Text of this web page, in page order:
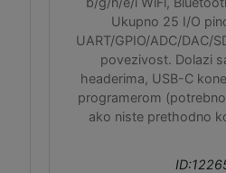
Ukupno 25 I/O
UART/GPIO/ADC/DAC/
povezivost. Dolazi
headerima, USB-C
programerom
ako niste prethodno